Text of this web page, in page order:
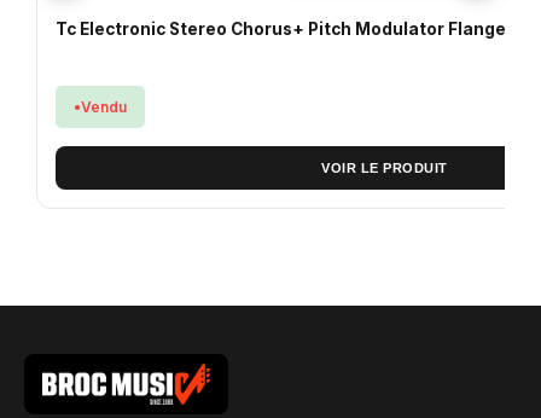
Tc Electronic Stereo Chorus+ Pitch Modulator Flanger
Vendu
VOIR LE PRODUIT